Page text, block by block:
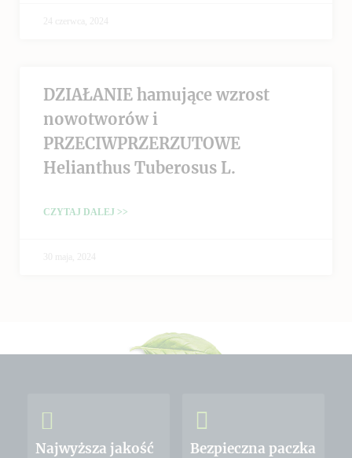
24 czerwca, 2024
DZIAŁANIE hamujące wzrost
nowotworów i
PRZECIWPRZERZUTOWE
Helianthus Tuberosus L.
CZYTAJ DALEJ >>
30 maja, 2024
Najwyższa jakość Bezpieczna paczka